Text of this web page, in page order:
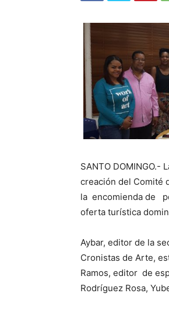
SANTO DOMINGO.-
creación del Comité
la encomienda de
oferta turística
Aybar, editor de la
Cronistas de Arte,
Ramos, editor de
Rodríguez Rosa,